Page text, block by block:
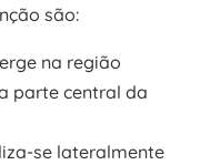
são:
na região
parte central da
se lateralmente